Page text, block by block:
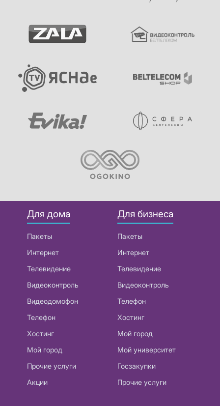
Для дома
Пакеты
Интернет
Телевидение
Видеоконтроль
Видеодомофон
Телефон
Хостинг
Мой город
Прочие услуги
Акции
Для бизнеса
Пакеты
Интернет
Телевидение
Видеоконтроль
Телефон
Хостинг
Мой город
Мой университет
Госзакупки
Прочие услуги